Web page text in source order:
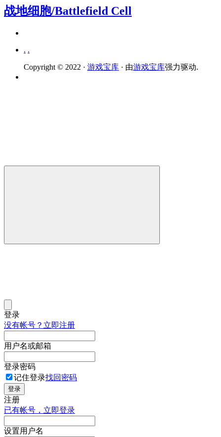
战地细胞/Battlefield Cell
. .
Copyright © 2022 · 游戏宝库 · 由游戏宝库强力驱动.
登录
没有帐号？立即注册
用户名或邮箱
登录密码
记住登录找回密码
登录
注册
已有帐号，立即登录
设置用户名